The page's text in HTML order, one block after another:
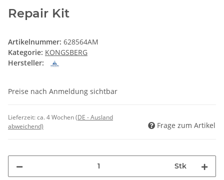
Repair Kit
Artikelnummer: 628564AM
Kategorie: KONGSBERG
Hersteller:
Preise nach Anmeldung sichtbar
Lieferzeit:ca. 4 Wochen(DE - Ausland
abweichend)
Frage zum Artikel
Stk